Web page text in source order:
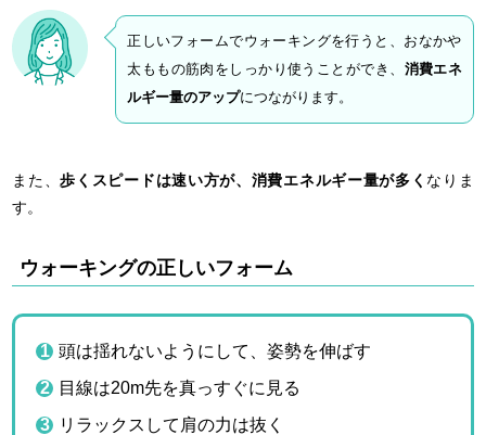
正しいフォームでウォーキングを行うと、おなかや
太ももの筋肉をしっかり使うことができ、 消費エネ
ルギー量のアップにつながります。
また、歩くスピードは速い方が、消費エネルギー量が多く なりま
す。
ウォーキングの正しいフォーム
頭は揺れないようにして、姿勢を伸ばす
目線は20m先を真っすぐに見る
リラックスして肩の力は抜く